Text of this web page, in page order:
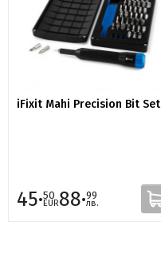
iFixit Mahi Precision Bit Set
45·50
EUR88·99
лв.